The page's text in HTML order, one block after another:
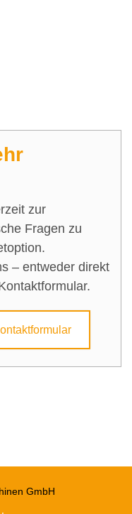
zur
Fragen zu
– entweder direkt
GmbH